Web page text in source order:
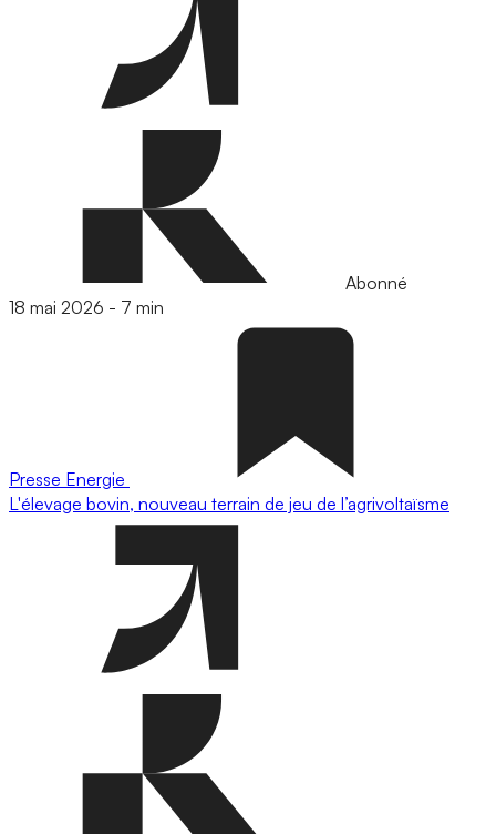
Abonné
18 mai 2026 - 7 min
Presse Energie
L'élevage bovin, nouveau terrain de jeu de l’agrivoltaïsme